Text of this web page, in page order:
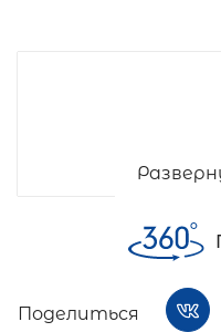
Поделиться